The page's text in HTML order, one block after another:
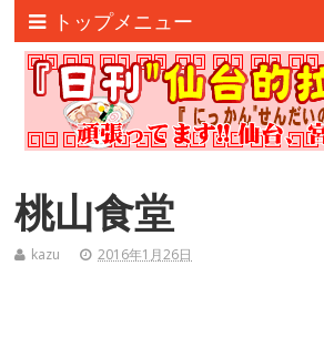
トップメニュー
桃山食堂
kazu 2016年1月26日